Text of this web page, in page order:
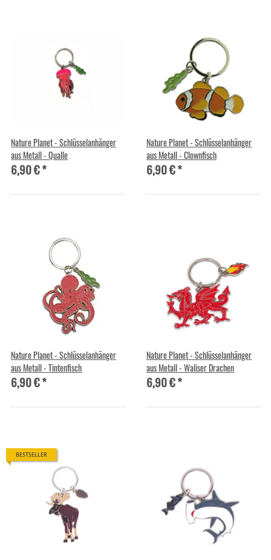
Nature Planet - Schlüsselanhänger
aus Metall - Qualle
6,90 €*
Nature Planet - Schlüsselanhänger
aus Metall - Clownfisch
6,90 €*
Nature Planet - Schlüsselanhänger
aus Metall - Tintenfisch
6,90 €*
Nature Planet - Schlüsselanhänger
aus Metall - Waliser Drachen
6,90 €*
BESTSELLER